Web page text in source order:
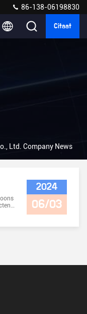
86-138-06198830
Citaat
Ltd. Company News
2024
06/03